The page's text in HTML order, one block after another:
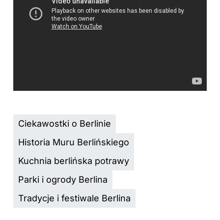
Ciekawostki o Berlinie
Historia Muru Berlińskiego
Kuchnia berlińska potrawy
Parki i ogrody Berlina
Tradycje i festiwale Berlina